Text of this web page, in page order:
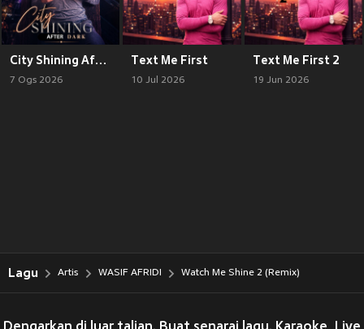
City Shining After Dark
7 Ogs 2026
Text Me First
10 Jul 2026
Text Me First 2
19 Jun 2026
Lagu Artis WASIF AFRIDI Watch Me Shine 2 (Remix)